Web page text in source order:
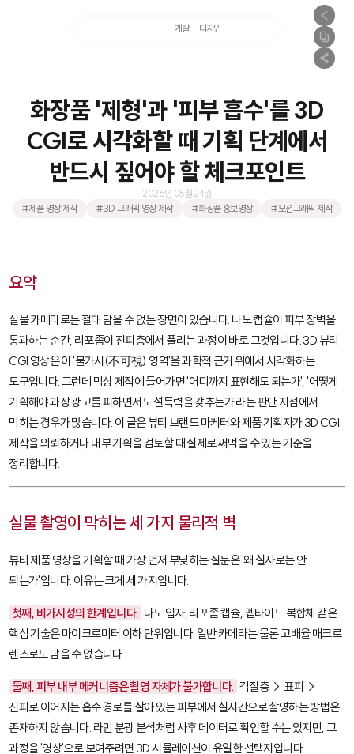
개발 디자인
화장품 '제형'과 '피부 흡수'를 3D
CGI로 시각화할 때 기획 단계에서
반드시 짚어야 할 체크포인트
2026년 05월 24일
#제품 영상 제작
#3D 그래픽 영상 제작 #화장품 홍보영상 #모션그래픽 제작
요약
실물 카메라로는 절대 담을 수 없는 장면이 있습니다. 나노 캡슐이 피부 장벽을
통과하는 순간, 리포좀이 진피층에서 풀리는 과정이 바로 그것입니다. 3D 뷰티
CGI 영상은 이 '불가시(不可視) 영역'을 과학적 근거 위에서 시각화하는
도구입니다. 그런데 막상 제작에 들어가면 '어디까지 표현해도 되는가', '어떻게
기획해야 과장 광고를 피하면서도 설득력을 갖추는가'라는 판단 지점에서
막히는 경우가 많습니다. 이 글은 뷰티 브랜드 마케터와 제품 기획자가 3D CGI
제작을 의뢰하거나 내부 기획을 검토할 때 실제로 써먹을 수 있는 기준을
정리합니다.
실물 촬영이 막히는 세 가지 물리적 벽
뷰티 제품 영상을 기획할 때 가장 먼저 부딪히는 질문은 '왜 실사로는 안
되는가'입니다. 이유는 크게 세 가지입니다.
첫째, 비가시성의 한계입니다. 나노 입자, 리포좀 캡슐, 펩타이드 복합체 같은
핵심 기술은 마이크로미터 이하 단위입니다. 일반 카메라는 물론 고배율 매크로
렌즈로도 담을 수 없습니다.
둘째, 피부 내부 메커니즘은 촬영 자체가 불가합니다. 각질층 → 표피 →
진피로 이어지는 흡수 경로를 살아 있는 피부에서 실시간으로 촬영하는 방법은
존재하지 않습니다. 라만 분광 분석처럼 사후 데이터로 확인할 수는 있지만, 그
과정을 '영상'으로 보여주려면 3D 시뮬레이션이 유일한 선택지입니다.